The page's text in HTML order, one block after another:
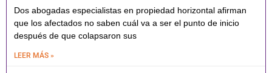
Dos abogadas especialistas en propiedad horizontal afirman
que los afectados no saben cuál va a ser el punto de inicio
después de que colapsaron sus
LEER MÁS »